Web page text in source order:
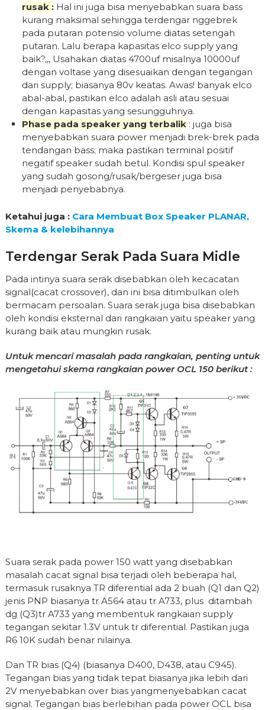
rusak : Hal ini juga bisa menyebabkan suara bass
kurang maksimal sehingga terdengar nggebrek
pada putaran potensio volume diatas setengah
putaran. Lalu berapa kapasitas elco supply yang
baik?,,, Usahakan diatas 4700uf misalnya 10000uf
dengan voltase yang disesuaikan dengan tegangan
dari supply; biasanya 80v keatas. Awas! banyak elco
abal-abal, pastikan elco adalah asli atau sesuai
dengan kapasitas yang sesungguhnya.
Phase pada speaker yang terbalik : juga bisa
menyebabkan suara power menjadi brek-brek pada
tendangan bass; maka pastikan terminal positif
negatif speaker sudah betul. Kondisi spul speaker
yang sudah gosong/rusak/bergeser juga bisa
menjadi penyebabnya.
Ketahui juga : Cara Membuat Box Speaker PLANAR,
Skema & kelebihannya
Terdengar Serak Pada Suara Midle
Pada intinya suara serak disebabkan oleh kecacatan
signal(cacat crossover), dan ini bisa ditimbulkan oleh
bermacam persoalan. Suara serak juga bisa disebabkan
oleh kondisi eksternal dari rangkaian yaitu speaker yang
kurang baik atau mungkin rusak.
Untuk mencari masalah pada rangkaian, penting untuk
mengetahui skema rangkaian power OCL 150 berikut :
Suara serak pada power 150 watt yang disebabkan
masalah cacat signal bisa terjadi oleh beberapa hal,
termasuk rusaknya TR diferential ada 2 buah (Q1 dan Q2)
jenis PNP biasanya tr A564 atau tr A733, plus ditambah
dg (Q3)tr A733 yang membentuk rangkaian supply
tegangan sekitar 1.3V untuk tr diferential. Pastikan juga
R6 10K sudah benar nilainya.
Dan TR bias (Q4) (biasanya D400, D438, atau C945).
Tegangan bias yang tidak tepat biasanya jika lebih dari
2V menyebabkan over bias yangmenyebabkan cacat
signal. Tegangan bias berlebihan pada power OCL bisa